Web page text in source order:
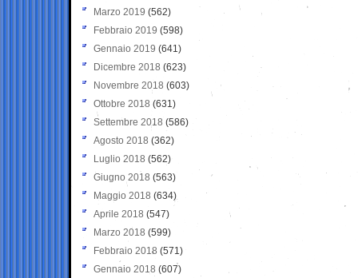
Marzo 2019 (562)
Febbraio 2019 (598)
Gennaio 2019 (641)
Dicembre 2018 (623)
Novembre 2018 (603)
Ottobre 2018 (631)
Settembre 2018 (586)
Agosto 2018 (362)
Luglio 2018 (562)
Giugno 2018 (563)
Maggio 2018 (634)
Aprile 2018 (547)
Marzo 2018 (599)
Febbraio 2018 (571)
Gennaio 2018 (607)